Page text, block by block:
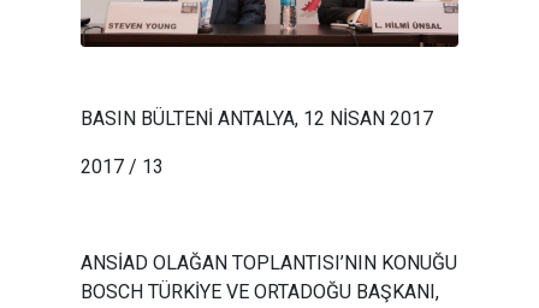
BASIN BÜLTENİ ANTALYA, 12 NİSAN 2017
2017 / 13
ANSİAD OLAĞAN TOPLANTISI’NIN KONUĞU
BOSCH TÜRKİYE VE ORTADOĞU BAŞKANI,